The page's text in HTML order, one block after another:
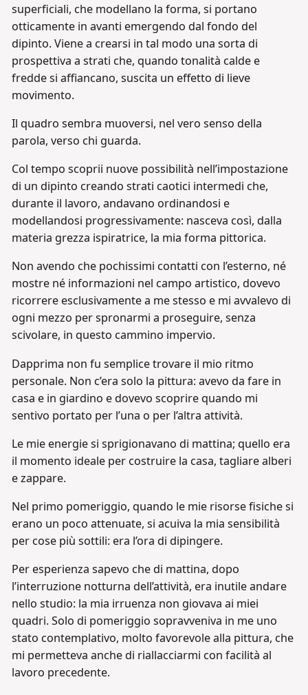
superficiali, che modellano la forma, si portano
otticamente in avanti emergendo dal fondo del
dipinto. Viene a crearsi in tal modo una sorta di
prospettiva a strati che, quando tonalità calde e
fredde si affiancano, suscita un effetto di lieve
movimento.
Il quadro sembra muoversi, nel vero senso della
parola, verso chi guarda.
Col tempo scoprii nuove possibilità nell’impostazione
di un dipinto creando strati caotici intermedi che,
durante il lavoro, andavano ordinandosi e
modellandosi progressivamente: nasceva così, dalla
materia grezza ispiratrice, la mia forma pittorica.
Non avendo che pochissimi contatti con l’esterno, né
mostre né informazioni nel campo artistico, dovevo
ricorrere esclusivamente a me stesso e mi avvalevo di
ogni mezzo per spronarmi a proseguire, senza
scivolare, in questo cammino impervio.
Dapprima non fu semplice trovare il mio ritmo
personale. Non c’era solo la pittura: avevo da fare in
casa e in giardino e dovevo scoprire quando mi
sentivo portato per l’una o per l’altra attività.
Le mie energie si sprigionavano di mattina; quello era
il momento ideale per costruire la casa, tagliare alberi
e zappare.
Nel primo pomeriggio, quando le mie risorse fisiche si
erano un poco attenuate, si acuiva la mia sensibilità
per cose più sottili: era l’ora di dipingere.
Per esperienza sapevo che di mattina, dopo
l’interruzione notturna dell’attività, era inutile andare
nello studio: la mia irruenza non giovava ai miei
quadri. Solo di pomeriggio sopravveniva in me uno
stato contemplativo, molto favorevole alla pittura, che
mi permetteva anche di riallacciarmi con facilità al
lavoro precedente.